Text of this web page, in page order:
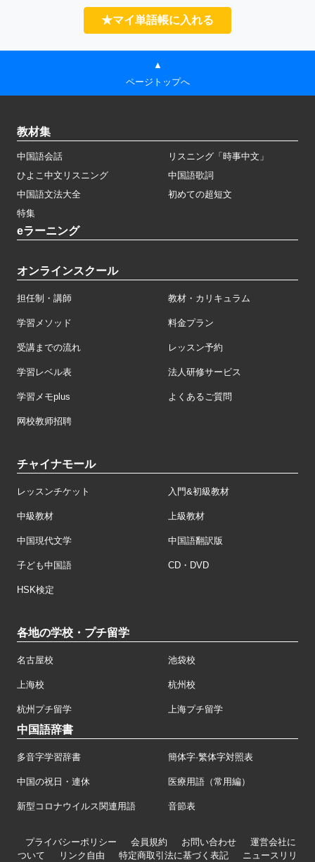
★マイ単語帳に入れる
▲
ページトップへ
教材集
中国語会話
リスニング「時事中文」
ひよこ中文リスニング
中国語歌詞
中国語文法大全
初めての超短文
特集
eラーニング
オンラインスクール
担任制・講師 教材・カリキュラム
学習メソッド 料金プラン
受講までの流れ レッスン予約
学習レベル表 法人研修サービス
学習メモplus よくあるご質問
网校教师招聘
チャイナモール
レッスンチケット 入門&初級教材
中級教材 上級教材
中国現代文学 中国語翻訳版
子ども中国語 CD・DVD
HSK検定
各地の学校・プチ留学
名古屋校 池袋校
上海校 杭州校
杭州プチ留学 上海プチ留学
中国語辞書
多音字学習辞書 簡体字·繁体字対照表
中国の祝日・連休 医療用語（常用編）
新型コロナウイルス関連用語 音節表
プライバシーポリシー 会員規約 お問い合わせ
運営会社に
ついて
リンク自由 特定商取引法に基づく表記 ニュースリリ